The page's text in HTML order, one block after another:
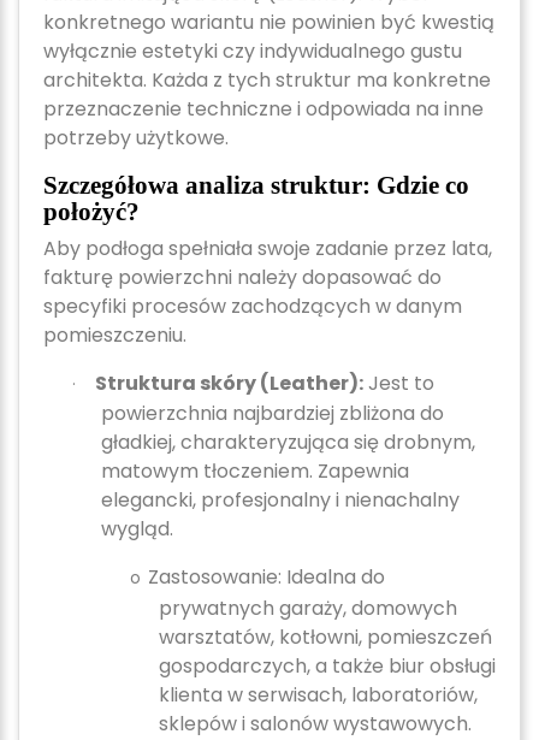
konkretnego wariantu nie powinien być kwestią
wyłącznie estetyki czy indywidualnego gustu
architekta. Każda z tych struktur ma konkretne
przeznaczenie techniczne i odpowiada na inne
potrzeby użytkowe.
Szczegółowa analiza struktur: Gdzie co
położyć?
Aby podłoga spełniała swoje zadanie przez lata,
fakturę powierzchni należy dopasować do
specyfiki procesów zachodzących w danym
pomieszczeniu.
· Struktura skóry (Leather):Jest to
powierzchnia najbardziej zbliżona do
gładkiej, charakteryzująca się drobnym,
matowym tłoczeniem. Zapewnia
elegancki, profesjonalny i nienachalny
wygląd.
o Zastosowanie: Idealna do
prywatnych garaży, domowych
warsztatów, kotłowni, pomieszczeń
gospodarczych, a także biur obsługi
klienta w serwisach, laboratoriów,
sklepów i salonów wystawowych.